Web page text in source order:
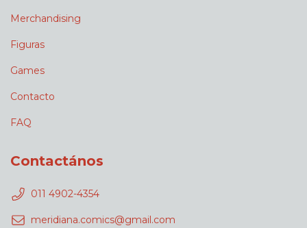
Merchandising
Figuras
Games
Contacto
FAQ
Contactános
011 4902-4354
meridiana.comics@gmail.com